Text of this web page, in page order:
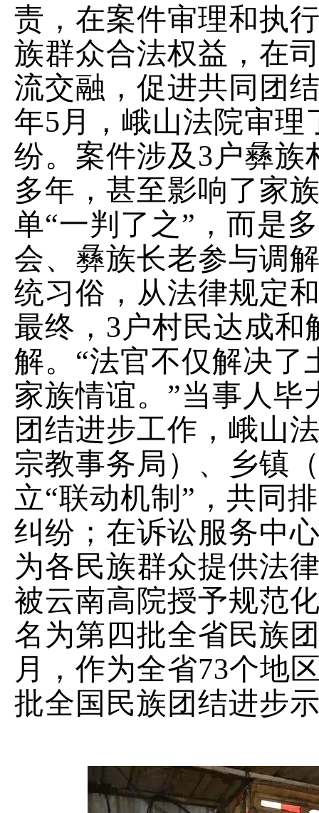
责，在案件审理和执
族群众合法权益，在
流交融，促进共同团
年5 月，峨山法院审
纷。案件涉及 3 户彝族
多年，甚至影响了家
单“一判了之” ，而是
会、彝族长老参与调
统习俗，从法律规定
最终， 3 户村民达成
解。 “法官不仅解决了
家族情谊。 ”当事人毕
团结进步工作，峨山
宗教事务局）、乡镇
立“联动机制 ” ，共同
纠纷；在诉讼服务中
为各民族群众提供法
被云南高院授予规范
名为第四批全省民族
月，作为全省73个地
批全国民族团结进步